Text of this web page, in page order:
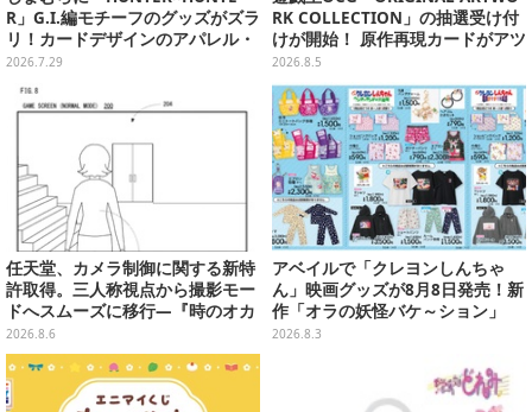
R」G.I.編モチーフのグッズがズラ
リ！カードデザインのアパレル・
雑貨、ゴレイヌの「オレが3人分
になる…」も
2026.7.29
RK COLLECTION」の抽選受け付
けが開始！ 原作再現カードがアツ
いスペシャルパック
2026.8.5
任天堂、カメラ制御に関する新特
許取得。三人称視点から撮影モー
ドへスムーズに移行―『時のオカ
リナ』リメイク版との関連を推測
する声も
2026.8.6
アベイルで「クレヨンしんちゃ
ん」映画グッズが8月8日発売！新
作「オラの妖怪バケ～ション」
や、「ヘンダーランド」「暗黒タ
2026.8.3